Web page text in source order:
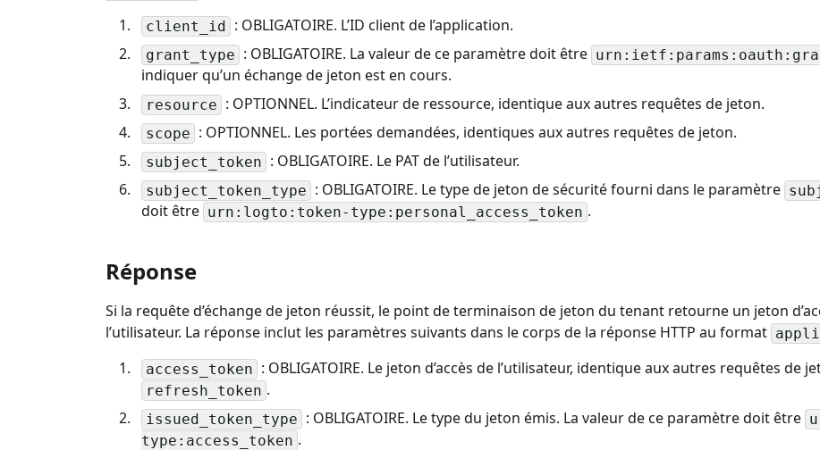
client_id : OBLIGATOIRE. L’ID client de l’application.
grant_type : OBLIGATOIRE. La valeur de ce paramètre doit être
indiquer qu’un échange de jeton est en cours.
resource : OPTIONNEL. L’indicateur de ressource, identique aux autres requêtes de jeton.
scope : OPTIONNEL. Les portées demandées, identiques aux autres requêtes de jeton.
subject_token : OBLIGATOIRE. Le PAT de l’utilisateur.
subject_token_type : OBLIGATOIRE. Le type de jeton de sécurité fourni dans le paramètre
doit être urn:logto:token-type:personal_access_token .
Réponse
Si la requête d’échange de jeton réussit, le point de terminaison de jeton du tenant retourne un jeton
l’utilisateur. La réponse inclut les paramètres suivants dans le corps de la réponse HTTP au format
access_token : OBLIGATOIRE. Le jeton d’accès de l’utilisateur, identique aux autres requêtes de
refresh_token .
issued_token_type : OBLIGATOIRE. Le type du jeton émis. La valeur de ce paramètre doit être
type:access_token .